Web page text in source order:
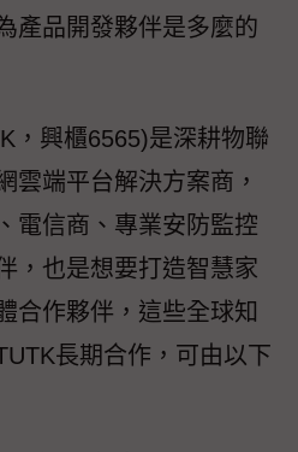
產品開發夥伴是多麼的
，興櫃6565)是深耕物聯
雲端平台解決方案商，
電信商、專業安防監控
，也是想要打造智慧家
合作夥伴，這些全球知
長期合作，可由以下